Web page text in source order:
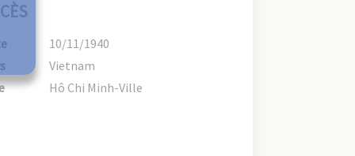
10/11/1940
Vietnam
Hô Chi Minh-Ville